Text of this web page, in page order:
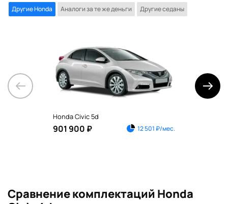
Другие Honda Аналоги за те же деньги Другие седаны
Honda Civic 5d
901 900 ₽ 12 501 ₽/мес.
Сравнение комплектаций Honda